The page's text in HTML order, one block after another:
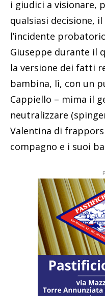
i giudici a visionare,
qualsiasi decisione,
l’incidente
Giuseppe durante il
la versione dei fatti
bambina, lì, con un
Cappiello – mima il
neutralizzare
Valentina di
compagno e i suoi